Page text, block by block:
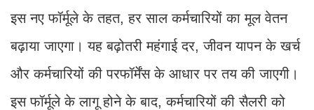
इस नए फॉर्मूले के तहत, हर साल कर्मचारियों का मूल वेतन
बढ़ाया जाएगा। यह बढ़ोतरी महंगाई दर, जीवन यापन के खर्च
और कर्मचारियों की परफॉर्मेंस के आधार पर तय की जाएगी।
इस फॉर्मूले के लागू होने के बाद, कर्मचारियों की सैलरी को